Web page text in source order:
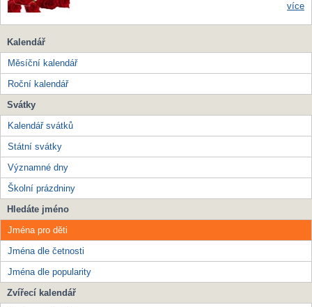
více
Kalendář
Měsíční kalendář
Roční kalendář
Svátky
Kalendář svátků
Státní svátky
Významné dny
Školní prázdniny
Hledáte jméno
Jména pro děti
Jména dle četnosti
Jména dle popularity
Zvířecí kalendář